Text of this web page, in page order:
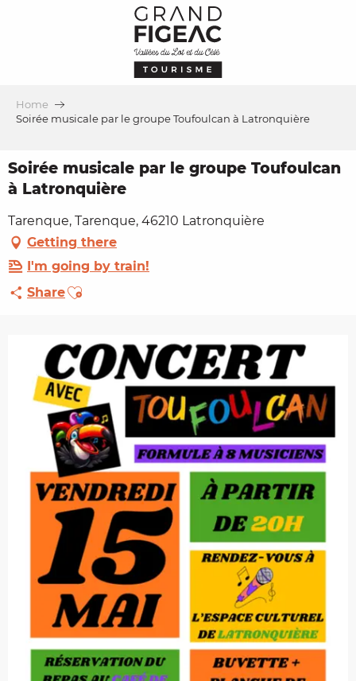
Home
Soirée musicale par le groupe Toufoulcan à Latronquière
Soirée musicale par le groupe Toufoulcan
à Latronquière
Tarenque, Tarenque, 46210 Latronquière
Getting there
I'm going by train!
ShareAjouter aux favoris